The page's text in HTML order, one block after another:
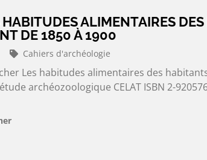
ALIMENTAIRES
DE 1850 À 1900
Cahiers d'archéologie
Les habitudes alimentaires des
archéozoologique CELAT ISBN 2-